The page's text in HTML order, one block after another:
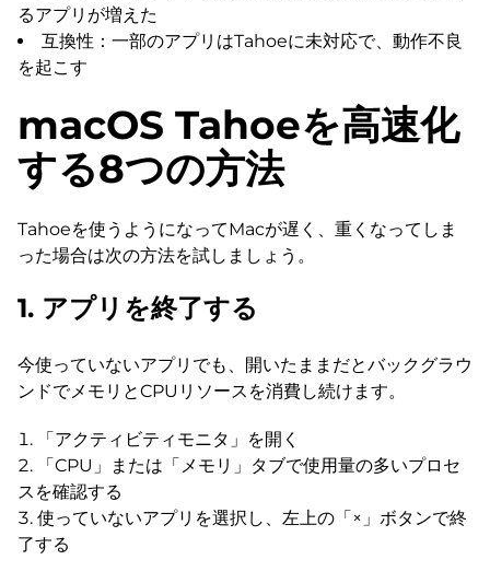
るアプリが増えた
互換性：一部のアプリはTahoeに未対応で、動作不良
を起こす
macOS Tahoeを高速化
する8つの方法
Tahoeを使うようになってMacが遅く、重くなってしま
った場合は次の方法を試しましょう。
1. アプリを終了する
今使っていないアプリでも、開いたままだとバックグラウ
ンドでメモリとCPUリソースを消費し続けます。
「アクティビティモニタ」を開く
「CPU」または「メモリ」タブで使用量の多いプロセ
スを確認する
使っていないアプリを選択し、左上の「×」ボタンで終
了する